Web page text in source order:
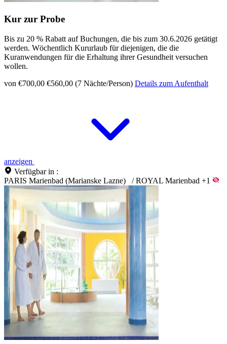
Kur zur Probe
Bis zu 20 % Rabatt auf Buchungen, die bis zum 30.6.2026 getätigt
werden. Wöchentlich Kururlaub für diejenigen, die die
Kuranwendungen für die Erhaltung ihrer Gesundheit versuchen
wollen.
von €700,00 €560,00 (7 Nächte/Person) Details zum Aufenthalt
anzeigen
Verfügbar in :
PARIS Marienbad (Marianske Lazne)
/ ROYAL Marienbad +1